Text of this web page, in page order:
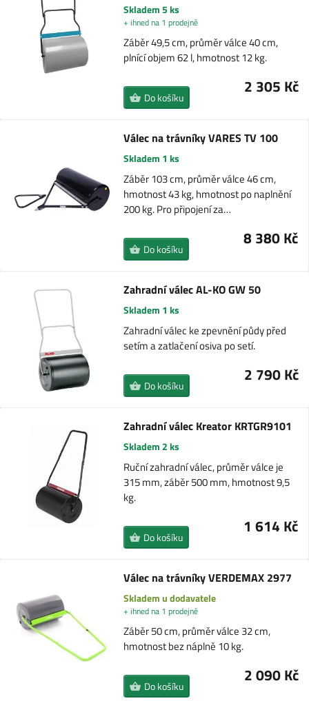
Skladem 5 ks
+ ihned na 1 prodejně
Záběr 49,5 cm, průměr válce 40 cm,
plnící objem 62 l, hmotnost 12 kg.
2 305 Kč
Do košíku
Válec na trávníky VARES TV 100
Skladem 1 ks
Záběr 103 cm, průměr válce 46 cm,
hmotnost 43 kg, hmotnost po naplnění
200 kg. Pro připojení za…
8 380 Kč
Do košíku
Zahradní válec AL-KO GW 50
Skladem 1 ks
Zahradní válec ke zpevnění půdy před
setím a zatlačení osiva po setí.
2 790 Kč
Do košíku
Zahradní válec Kreator KRTGR9101
Skladem 2 ks
Ruční zahradní válec, průměr válce je
315 mm, záběr 500 mm, hmotnost 9,5
kg.
1 614 Kč
Do košíku
Válec na trávníky VERDEMAX 2977
Skladem u dodavatele
+ ihned na 1 prodejně
Záběr 50 cm, průměr válce 32 cm,
hmotnost bez náplně 10 kg.
2 090 Kč
Do košíku